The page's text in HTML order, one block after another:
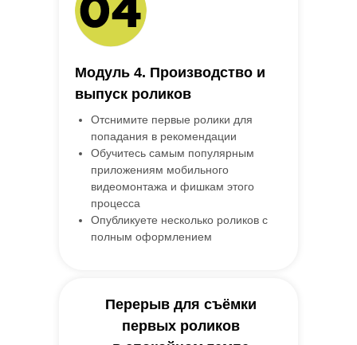
Отснимите первые ролики для
попадания в рекомендации
Обучитесь самым популярным
приложениям мобильного
видеомонтажа и фишкам этого
процесса
Опубликуете несколько роликов с
полным оформлением
Модуль 4. Производство и
выпуск роликов
Перерыв для съёмки
первых роликов